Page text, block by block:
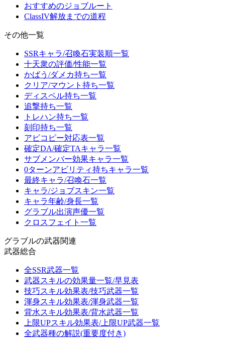
おすすめのジョブルート
ClassIV解放までの道程
その他一覧
SSRキャラ/召喚石実装順一覧
十天衆の評価/性能一覧
かばう/ダメカ持ち一覧
クリア/マウント持ち一覧
ディスペル持ち一覧
追撃持ち一覧
トレハン持ち一覧
刻印持ち一覧
アビコピー対応表一覧
確定DA/確定TAキャラ一覧
サブメンバー効果キャラ一覧
0ターンアビリティ持ちキャラ一覧
最終キャラ/召喚石一覧
キャラ/ジョブスキン一覧
キャラ年齢/身長一覧
グラブル出演声優一覧
クロスフェイト一覧
グラブルの武器関連
武器総合
全SSR武器一覧
武器スキルの効果量一覧/早見表
技巧スキル効果表/技巧武器一覧
渾身スキル効果表/渾身武器一覧
背水スキル効果表/背水武器一覧
上限UPスキル効果表/上限UP武器一覧
全武器種の解説(重要度付き)